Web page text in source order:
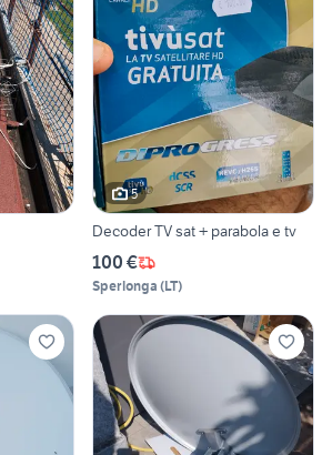
5
Decoder TV sat + parabola e tv
100 €
Sperlonga (LT)